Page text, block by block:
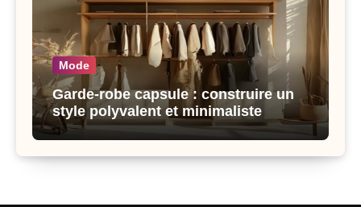
Mode
Garde-robe capsule : construire un
style polyvalent et minimaliste